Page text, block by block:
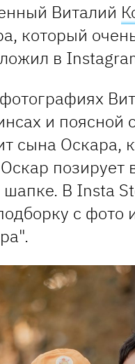
Виталий
который
в
и поясной
сына Оскара,
позирует
В Insta
с фото